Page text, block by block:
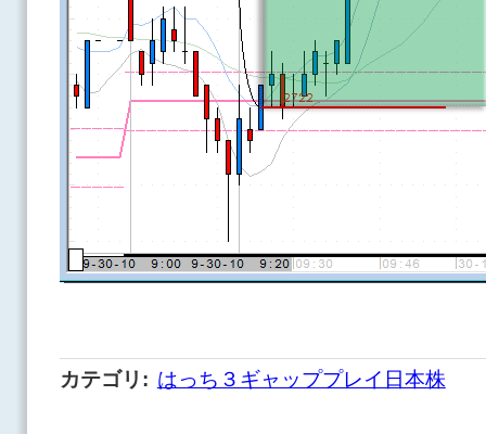
カテゴリ : はっち３ギャッププレイ日本株